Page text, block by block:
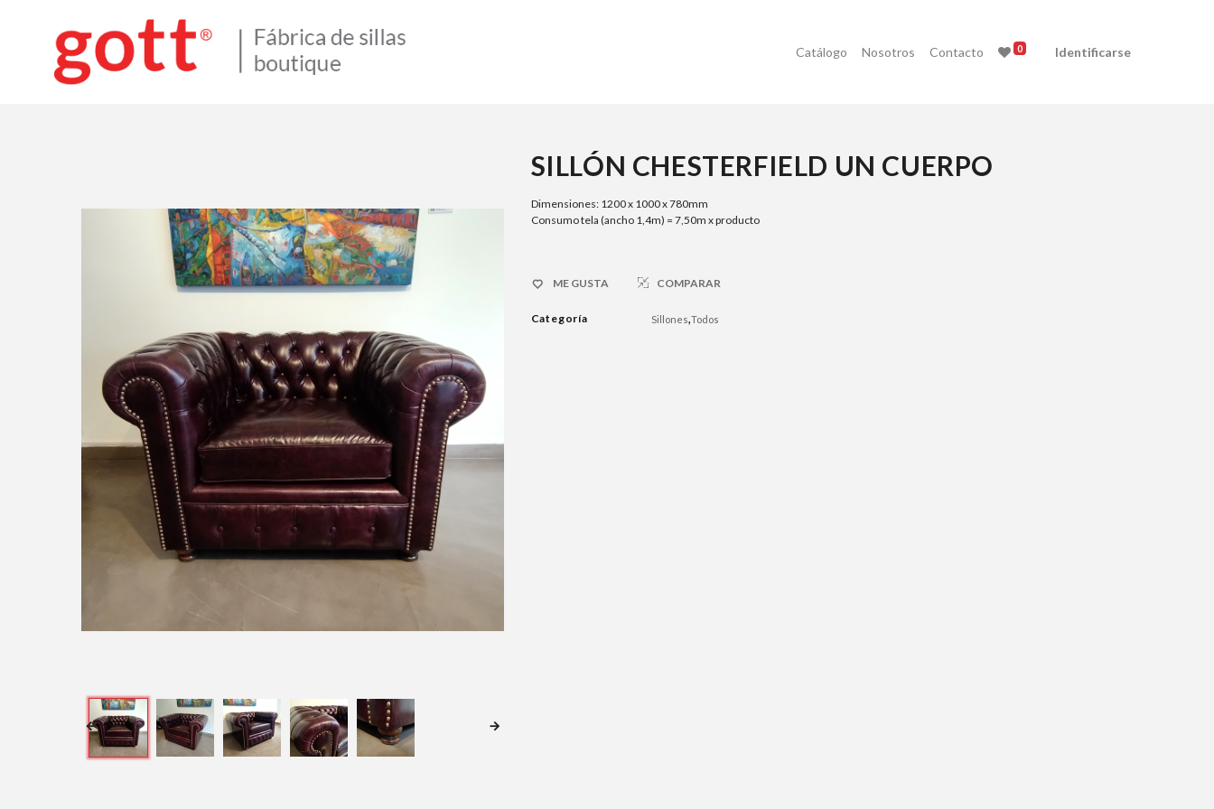
Catálogo Nosotros Contacto 0 Identificarse
SILLÓN CHESTERFIELD UN CUERPO
Dimensiones: 1200 x 1000 x 780mm
Consumo tela (ancho 1,4m) = 7,50m x producto
ME GUSTA COMPARAR
Categoría Sillones,Todos